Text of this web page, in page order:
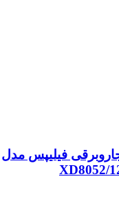
فیلیپس مدل
XD8052/